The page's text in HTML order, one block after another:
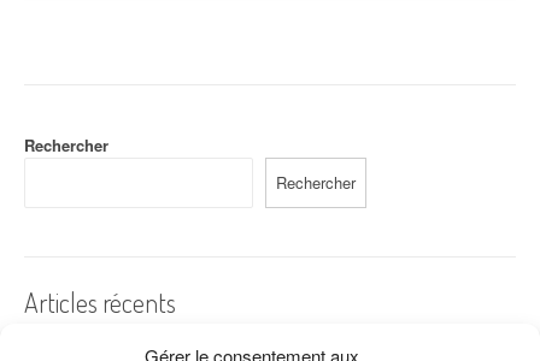
Gérer le consentement aux
a
o
n
Rechercher
Rechercher
Articles récents
A quelles dates de l’année offre-t-on des fleurs ?